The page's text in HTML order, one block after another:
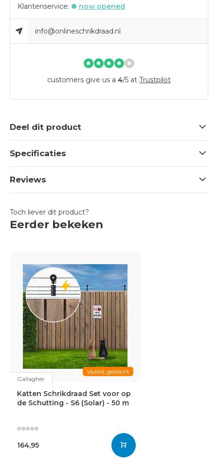
Klantenservice: now opened
info@onlineschrikdraad.nl
customers give us a 4/5 at Trustpilot
Deel dit product
Specificaties
Reviews
Toch liever dit product?
Eerder bekeken
Vaakst gekocht
Gallagher
Katten Schrikdraad Set voor op
de Schutting - S6 (Solar) - 50 m
164,95